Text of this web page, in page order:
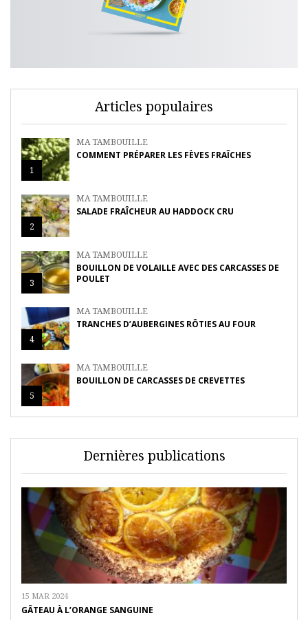
Articles populaires
1
MA TAMBOUILLE
COMMENT PRÉPARER LES FÈVES FRAÎCHES
2
MA TAMBOUILLE
SALADE FRAÎCHEUR AU HADDOCK CRU
3
MA TAMBOUILLE
BOUILLON DE VOLAILLE AVEC DES CARCASSES DE
POULET
4
MA TAMBOUILLE
TRANCHES D’AUBERGINES RÔTIES AU FOUR
5
MA TAMBOUILLE
BOUILLON DE CARCASSES DE CREVETTES
Dernières publications
15 MAR 2024
GÂTEAU À L’ORANGE SANGUINE